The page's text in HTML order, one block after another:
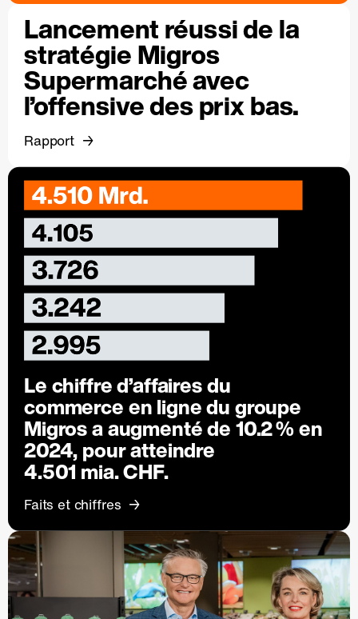
Lancement réussi de la
stratégie Migros
Supermarché avec
l’offensive des prix bas.
Rapport
Le chiffre d’affaires du
commerce en ligne du groupe
Migros a augmenté de10.2 %en
2024, pour atteindre
4.501 mia. CHF.
Faits et chiffres